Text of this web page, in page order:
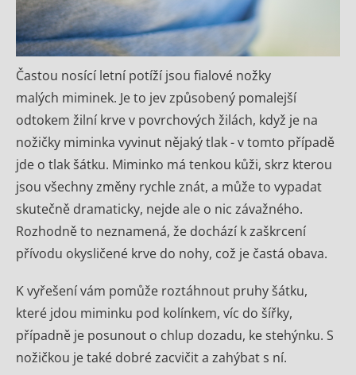
Častou nosící letní potíží jsou fialové nožky
malých miminek. Je to jev způsobený pomalejší
odtokem žilní krve v povrchových žilách, když je na
nožičky miminka vyvinut nějaký tlak - v tomto případě
jde o tlak šátku. Miminko má tenkou kůži, skrz kterou
jsou všechny změny rychle znát, a může to vypadat
skutečně dramaticky, nejde ale o nic závažného.
Rozhodně to neznamená, že dochází k zaškrcení
přívodu okysličené krve do nohy, což je častá obava.
K vyřešení vám pomůže roztáhnout pruhy šátku,
které jdou miminku pod kolínkem, víc do šířky,
případně je posunout o chlup dozadu, ke stehýnku. S
nožičkou je také dobré zacvičit a zahýbat s ní.